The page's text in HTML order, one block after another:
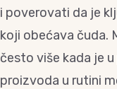
i poverovati da je
koji obećava čuda.
često više kada je
proizvoda u rutini